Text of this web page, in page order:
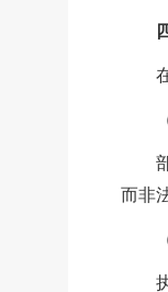
四
在
（
部
而非
（
执